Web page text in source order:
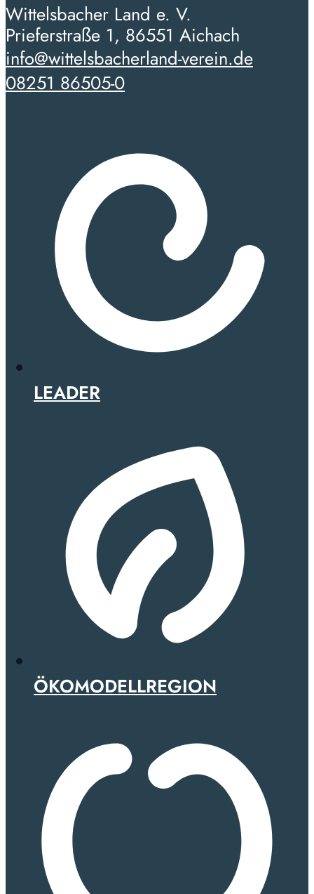
Wittelsbacher Land e. V.
Prieferstraße 1, 86551 Aichach
info@wittelsbacherland-verein.de
08251 86505-0
LEADER
ÖKOMODELLREGION